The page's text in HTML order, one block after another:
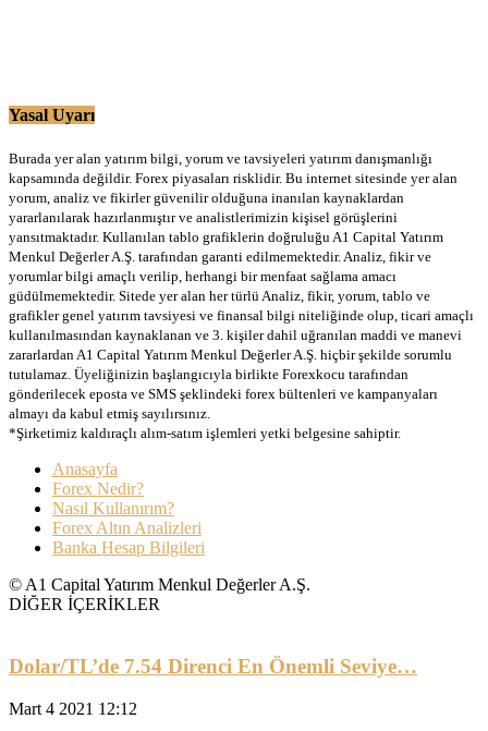
Yasal Uyarı
Burada yer alan yatırım bilgi, yorum ve tavsiyeleri yatırım danışmanlığı
kapsamında değildir. Forex piyasaları risklidir. Bu internet sitesinde yer alan
yorum, analiz ve fikirler güvenilir olduğuna inanılan kaynaklardan
yararlanılarak hazırlanmıştır ve analistlerimizin kişisel görüşlerini
yansıtmaktadır. Kullanılan tablo grafiklerin doğruluğu A1 Capital Yatırım
Menkul Değerler A.Ş. tarafından garanti edilmemektedir. Analiz, fikir ve
yorumlar bilgi amaçlı verilip, herhangi bir menfaat sağlama amacı
güdülmemektedir. Sitede yer alan her türlü Analiz, fikir, yorum, tablo ve
grafikler genel yatırım tavsiyesi ve finansal bilgi niteliğinde olup, ticari amaçlı
kullanılmasından kaynaklanan ve 3. kişiler dahil uğranılan maddi ve manevi
zararlardan A1 Capital Yatırım Menkul Değerler A.Ş. hiçbir şekilde sorumlu
tutulamaz. Üyeliğinizin başlangıcıyla birlikte Forexkocu tarafından
gönderilecek eposta ve SMS şeklindeki forex bültenleri ve kampanyaları
almayı da kabul etmiş sayılırsınız.
*Şirketimiz kaldıraçlı alım-satım işlemleri yetki belgesine sahiptir.
Anasayfa
Forex Nedir?
Nasıl Kullanırım?
Forex Altın Analizleri
Banka Hesap Bilgileri
© A1 Capital Yatırım Menkul Değerler A.Ş.
DİĞER İÇERİKLER
Dolar/TL’de 7.54 Direnci En Önemli Seviye…
Mart 4 2021 12:12